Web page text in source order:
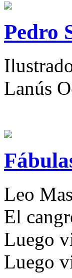
Pedro
Lanús
Leo
El
Luego
Luego